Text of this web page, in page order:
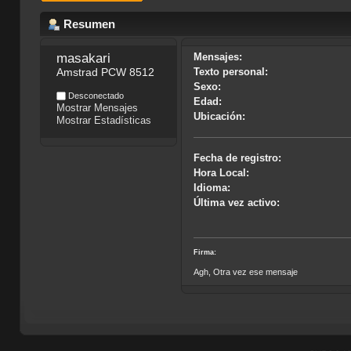
Resumen
masakari
Amstrad PCW 8512
Desconectado
Mostrar Mensajes
Mostrar Estadísticas
Mensajes:
Texto personal:
Sexo:
Edad:
Ubicación:
Fecha de registro:
Hora Local:
Idioma:
Última vez activo:
Firma:
Agh, Otra vez ese mensaje